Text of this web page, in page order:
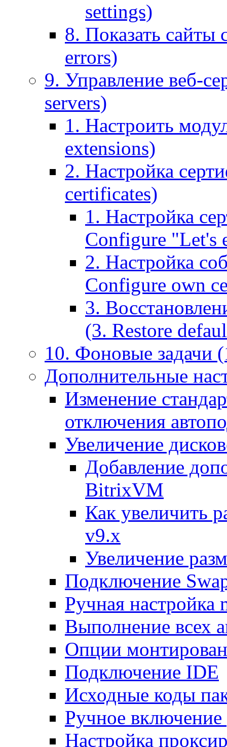
settings)
8. Показать
errors)
9. Управление веб-
servers)
1. Настроить
extensions)
2. Настройка
certificates)
1. Настройка
Configure "Let's
2. Настройка
Configure own
3.
(3. Restore
10. Фоновые задачи
Дополнительные
Изменение
отключения
Увеличение
Добавление
BitrixVM
Как увеличить
v9.x
Увеличение
Подключение
Ручная настройка
Выполнение всех
Опции
Подключение IDE
Исходные коды
Ручное
Настройка